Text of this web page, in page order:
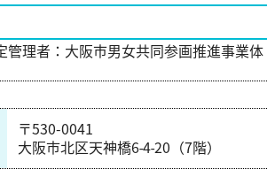
理者：大阪市男女共同参画推進事業体
〒530-0041
大阪市北区天神橋6‐4‐20（7階）